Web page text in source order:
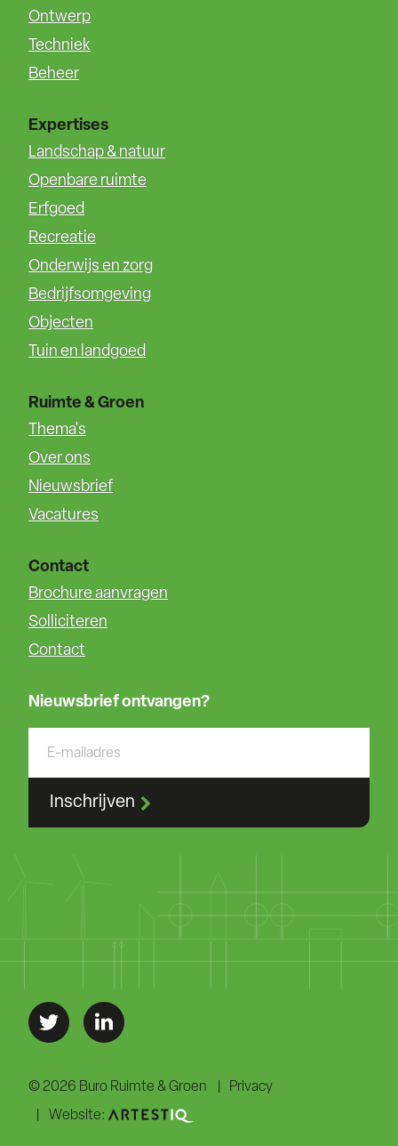
Ontwerp
Techniek
Beheer
Expertises
Landschap & natuur
Openbare ruimte
Erfgoed
Recreatie
Onderwijs en zorg
Bedrijfsomgeving
Objecten
Tuin en landgoed
Ruimte & Groen
Thema's
Over ons
Nieuwsbrief
Vacatures
Contact
Brochure aanvragen
Solliciteren
Contact
Nieuwsbrief ontvangen?
Inschrijven
© 2026 Buro Ruimte & Groen
Privacy
Website: